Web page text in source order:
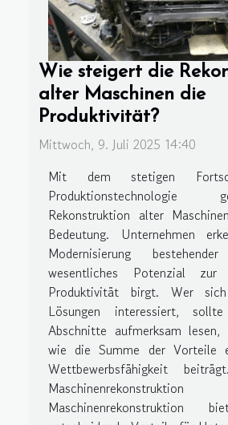
Wie steigert die
alter Maschinen die
Produktivität?
Mittwoch, 9. Juli 2025 14:40
Mit dem stetigen
Rekonstruktion alter
Bedeutung. Unternehmen
Modernisierung
wesentliches Potenzial zur
Produktivität birgt. Wer
Lösungen interessiert,
Abschnitte aufmerksam
wie die Summe der Vorteile
Wettbewerbsfähigkeit
Maschinenrekonstruktion